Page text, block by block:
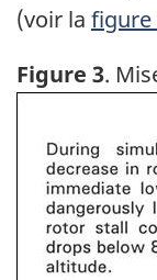
(voir la figure
Figure 3.